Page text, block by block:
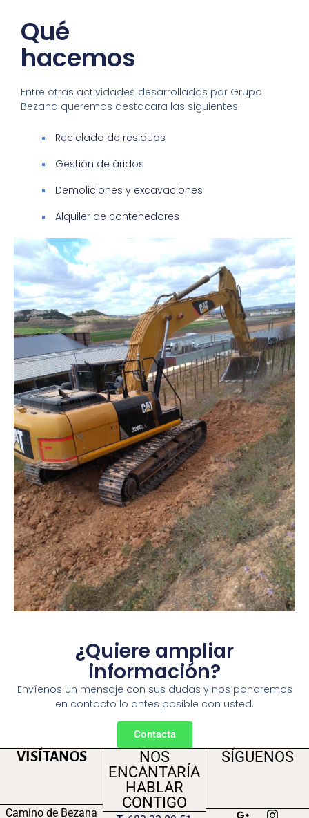
Qué
hacemos
Entre otras actividades desarrolladas por Grupo
Bezana queremos destacara las siguientes:
Reciclado de residuos
Gestión de áridos
Demoliciones y excavaciones
Alquiler de contenedores
¿Quiere ampliar
información?
Envíenos un mensaje con sus dudas y nos pondremos
en contacto lo antes posible con usted.
Contacta
VISÍTANOS
Camino de Bezana
NOS
ENCANTARÍA
HABLAR
CONTIGO
SÍGUENOS